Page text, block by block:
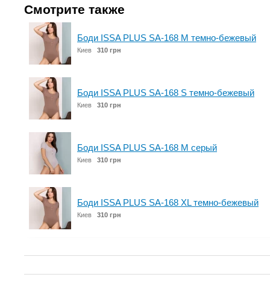
Смотрите также
Боди ISSA PLUS SA-168 M темно-бежевый
Киев 310 грн
Боди ISSA PLUS SA-168 S темно-бежевый
Киев 310 грн
Боди ISSA PLUS SA-168 M серый
Киев 310 грн
Боди ISSA PLUS SA-168 XL темно-бежевый
Киев 310 грн